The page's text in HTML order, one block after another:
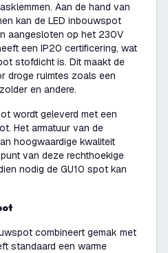
Aan de hand van
kan de LED inbouwspot
aangesloten op het 230V
een IP20 certificering, wat
stofdicht is. Dit maakt de
droge ruimtes zoals een
en andere.
wordt geleverd met een
Het armatuur van de
hoogwaardige kwaliteit
van deze rechthoekige
nodig de GU10 spot kan
combineert gemak met
standaard een warme